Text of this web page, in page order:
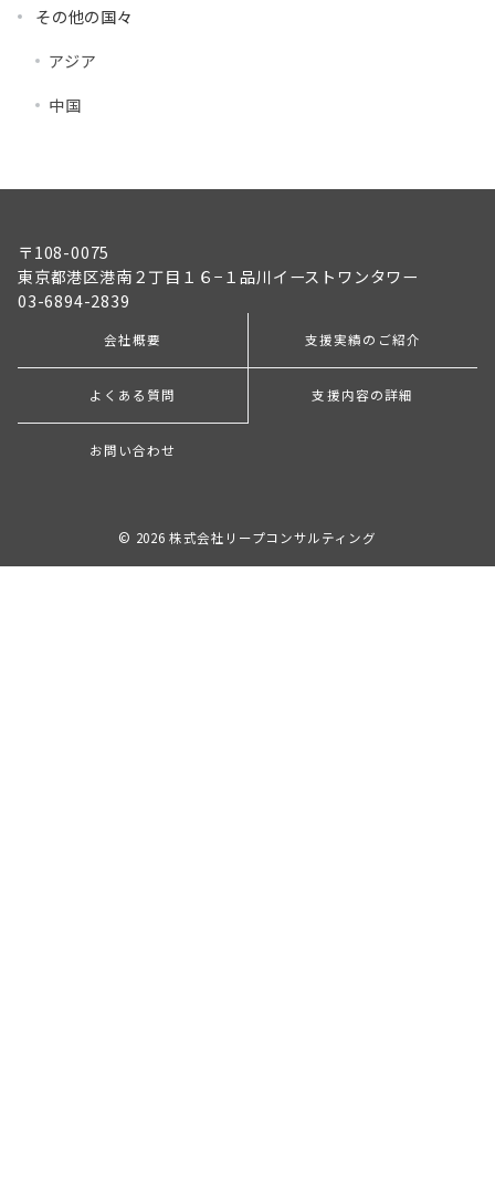
その他の国々
アジア
中国
〒108-0075
東京都港区港南２丁目１６−１品川イーストワンタワー
03-6894-2839
会社概要 支援実績のご紹介
よくある質問 支援内容の詳細
お問い合わせ
© 2026 株式会社リープコンサルティング